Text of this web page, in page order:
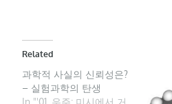
Related
과학적 사실의 신뢰성은?
– 실험과학의 탄생